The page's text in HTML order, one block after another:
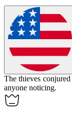
The thieves conjured
anyone noticing.